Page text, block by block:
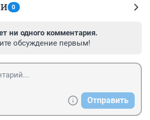
0
ни одного комментария.
обсуждение первым!
Отправить